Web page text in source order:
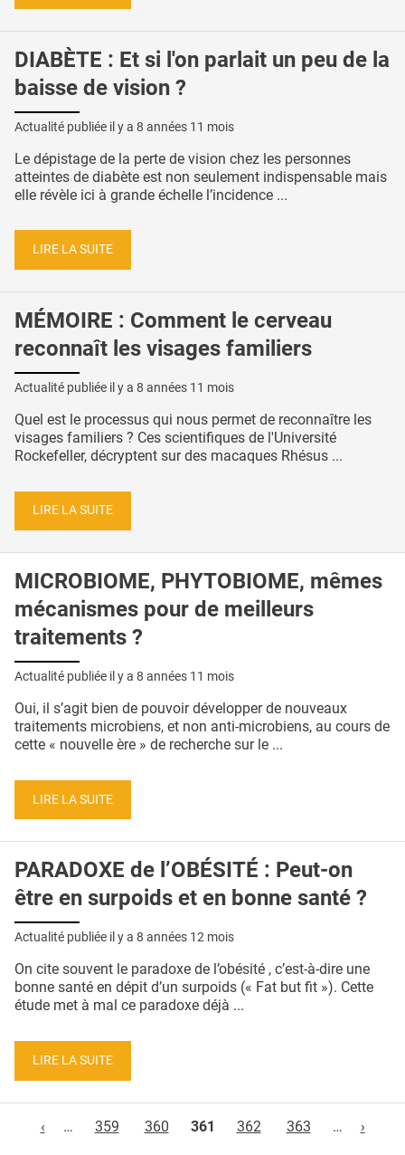
DIABÈTE : Et si l'on parlait un peu de la
baisse de vision ?
Actualité publiée il y a 8 années 11 mois
Le dépistage de la perte de vision chez les personnes
atteintes de diabète est non seulement indispensable mais
elle révèle ici à grande échelle l’incidence ...
LIRE LA SUITE
MÉMOIRE : Comment le cerveau
reconnaît les visages familiers
Actualité publiée il y a 8 années 11 mois
Quel est le processus qui nous permet de reconnaître les
visages familiers ? Ces scientifiques de l'Université
Rockefeller, décryptent sur des macaques Rhésus ...
LIRE LA SUITE
MICROBIOME, PHYTOBIOME, mêmes
mécanismes pour de meilleurs
traitements ?
Actualité publiée il y a 8 années 11 mois
Oui, il s’agit bien de pouvoir développer de nouveaux
traitements microbiens, et non anti-microbiens, au cours de
cette « nouvelle ère » de recherche sur le ...
LIRE LA SUITE
PARADOXE de l’OBÉSITÉ : Peut-on
être en surpoids et en bonne santé ?
Actualité publiée il y a 8 années 12 mois
On cite souvent le paradoxe de l’obésité , c’est-à-dire une
bonne santé en dépit d’un surpoids (« Fat but fit »). Cette
étude met à mal ce paradoxe déjà ...
LIRE LA SUITE
‹
… 359 360 361 362 363 … ›